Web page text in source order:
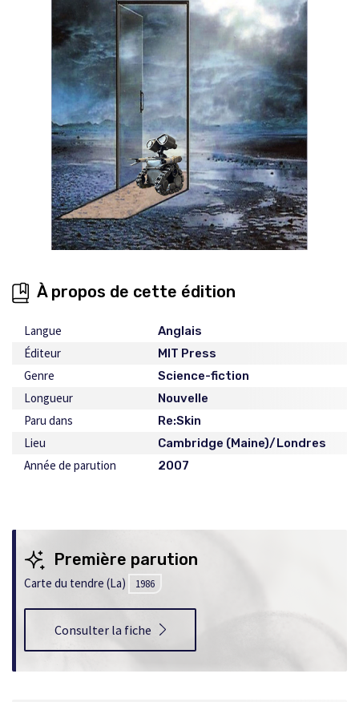
À propos de cette édition
Langue Anglais
Éditeur MIT Press
Genre Science-fiction
Longueur Nouvelle
Paru dans Re:Skin
Lieu Cambridge (Maine)/Londres
Année de parution 2007
Première parution
Carte du tendre (La) 1986
Consulter la fiche